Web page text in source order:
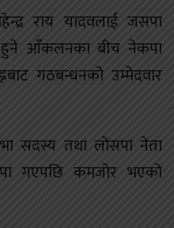
राय यादवलाई जसपा
हुने आँकलनका बीच नेकपा
गठबन्धनको उम्मेदवार
सदस्य तथा लोसपा नेता
गएपछि कमजोर भएको